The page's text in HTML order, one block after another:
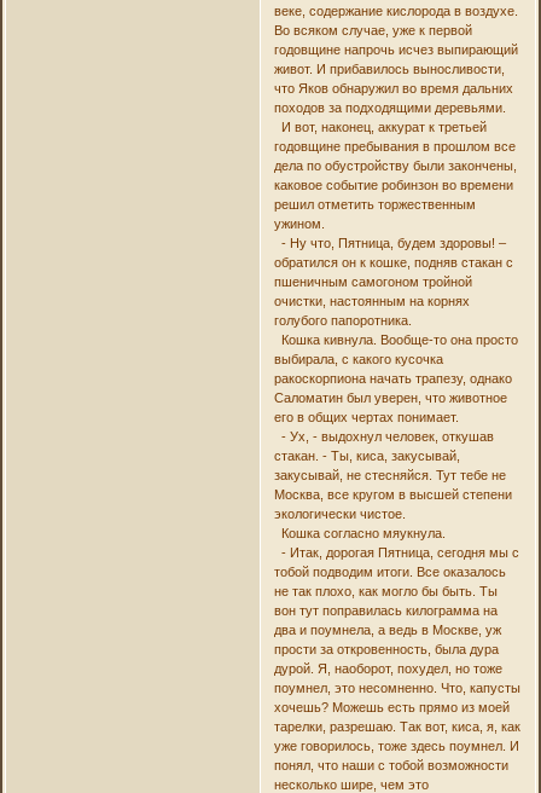
веке, содержание кислорода в воздухе.
Во всяком случае, уже к первой
годовщине напрочь исчез выпирающий
живот. И прибавилось выносливости,
что Яков обнаружил во время дальних
походов за подходящими деревьями.
И вот, наконец, аккурат к третьей
годовщине пребывания в прошлом все
дела по обустройству были закончены,
каковое событие робинзон во времени
решил отметить торжественным
ужином.
- Ну что, Пятница, будем здоровы! –
обратился он к кошке, подняв стакан с
пшеничным самогоном тройной
очистки, настоянным на корнях
голубого папоротника.
Кошка кивнула. Вообще-то она просто
выбирала, с какого кусочка
ракоскорпиона начать трапезу, однако
Саломатин был уверен, что животное
его в общих чертах понимает.
- Ух, - выдохнул человек, откушав
стакан. - Ты, киса, закусывай,
закусывай, не стесняйся. Тут тебе не
Москва, все кругом в высшей степени
экологически чистое.
Кошка согласно мяукнула.
- Итак, дорогая Пятница, сегодня мы с
тобой подводим итоги. Все оказалось
не так плохо, как могло бы быть. Ты
вон тут поправилась килограмма на
два и поумнела, а ведь в Москве, уж
прости за откровенность, была дура
дурой. Я, наоборот, похудел, но тоже
поумнел, это несомненно. Что, капусты
хочешь? Можешь есть прямо из моей
тарелки, разрешаю. Так вот, киса, я, как
уже говорилось, тоже здесь поумнел. И
понял, что наши с тобой возможности
несколько шире, чем это